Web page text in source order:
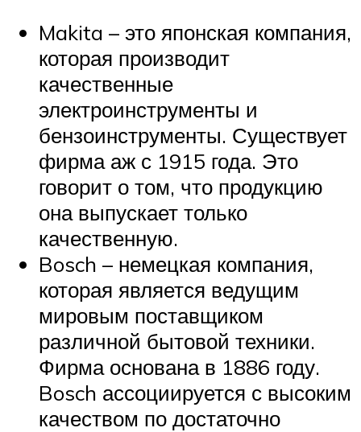
Makita – это японская компания,
которая производит
качественные
электроинструменты и
бензоинструменты. Существует
фирма аж с 1915 года. Это
говорит о том, что продукцию
она выпускает только
качественную.
Bosch – немецкая компания,
которая является ведущим
мировым поставщиком
различной бытовой техники.
Фирма основана в 1886 году.
Bosch ассоциируется с высоким
качеством по достаточно